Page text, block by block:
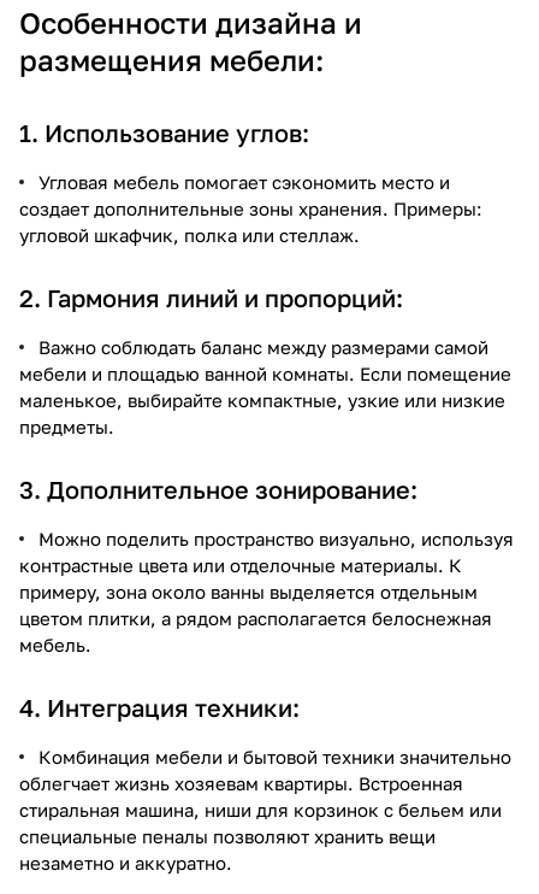
Особенности дизайна и
размещения мебели:
1. Использование углов:
Угловая мебель помогает сэкономить место и
создает дополнительные зоны хранения. Примеры:
угловой шкафчик, полка или стеллаж.
2. Гармония линий и пропорций:
Важно соблюдать баланс между размерами самой
мебели и площадью ванной комнаты. Если помещение
маленькое, выбирайте компактные, узкие или низкие
предметы.
3. Дополнительное зонирование:
Можно поделить пространство визуально, используя
контрастные цвета или отделочные материалы. К
примеру, зона около ванны выделяется отдельным
цветом плитки, а рядом располагается белоснежная
мебель.
4. Интеграция техники:
Комбинация мебели и бытовой техники значительно
облегчает жизнь хозяевам квартиры. Встроенная
стиральная машина, ниши для корзинок с бельем или
специальные пеналы позволяют хранить вещи
незаметно и аккуратно.